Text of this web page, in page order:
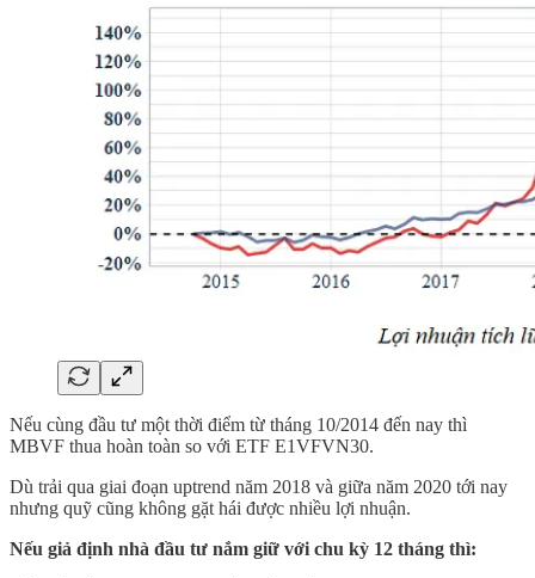
Nếu cùng đầu tư một thời điểm từ tháng 10/2014 đến nay thì
MBVF thua hoàn toàn so với ETF E1VFVN30.
Dù trải qua giai đoạn uptrend năm 2018 và giữa năm 2020 tới nay
nhưng quỹ cũng không gặt hái được nhiều lợi nhuận.
Nếu giả định nhà đầu tư nắm giữ với chu kỳ 12 tháng thì: